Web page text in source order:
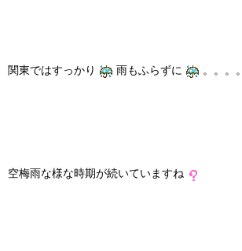
関東ではすっかり 雨もふらずに 。。。。
空梅雨な様な時期が続いていますね